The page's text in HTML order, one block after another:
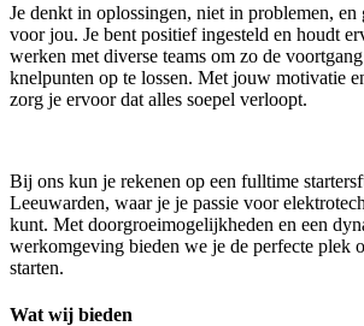
Je denkt in oplossingen, niet in problemen, en
voor jou. Je bent positief ingesteld en houdt
werken met diverse teams om zo de
knelpunten op te lossen. Met jouw motivatie
zorg je ervoor dat alles soepel verloopt.
Bij ons kun je rekenen op een fulltime
Leeuwarden, waar je je passie voor
kunt. Met doorgroeimogelijkheden en een
werkomgeving bieden we je de perfecte plek
starten.
Wat wij bieden